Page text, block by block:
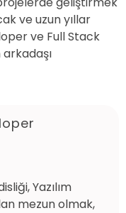
ve uzun yıllar
ve Full Stack
Yazılım
mezun olmak,